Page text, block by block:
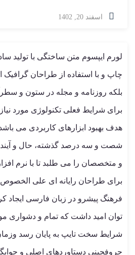
اسفند 20, 1402
لورم ایپسوم متن ساختگی با تولید
چاپ و با استفاده از طراحان
بلکه روزنامه و مجله در ستون و
برای شرایط فعلی تکنولوژی مورد
هدف بهبود ابزارهای کاربردی می
شصت و سه درصد گذشته، حال و
و متخصصان را می طلبد تا با نرم
برای طراحان رایانه ای علی
فرهنگ پیشرو در زبان فارسی ایجاد
توان امید داشت که تمام و دشواری
شرایط سخت تایپ به پایان رسد
حروفچینی دستاوردهای اصلی و